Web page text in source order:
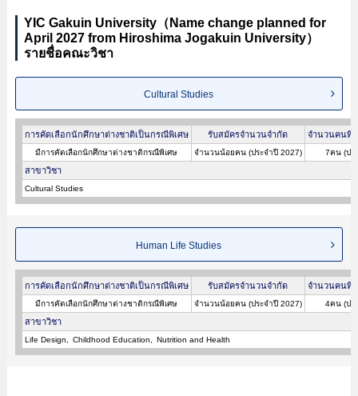
YIC Gakuin University（Name change planned for
April 2027 from Hiroshima Jogakuin University）
รายชื่อคณะวิชา
Cultural Studies
การคัดเลือกนักศึกษาต่างชาติเป็นกรณีพิเศษ รับสมัครจำนวนจำกัด จำนวนคนที่
มีการคัดเลือกนักศึกษาต่างชาติกรณีพิเศษ จำนวนน้อยคน (ประจำปี 2027) 7คน (ปร
สาขาวิชา
Cultural Studies
Human Life Studies
การคัดเลือกนักศึกษาต่างชาติเป็นกรณีพิเศษ รับสมัครจำนวนจำกัด จำนวนคนที่
มีการคัดเลือกนักศึกษาต่างชาติกรณีพิเศษ จำนวนน้อยคน (ประจำปี 2027) 4คน (ปร
สาขาวิชา
Life Design Childhood Education Nutrition and Health